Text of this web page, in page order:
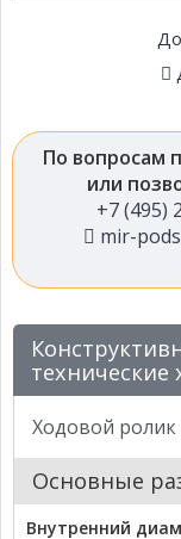
По вопросам
или
+7 (495)
mir-
технические
Ходовой ролик
Основные
Внутренний